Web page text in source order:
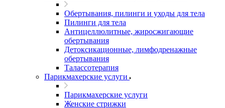
Обертывания, пилинги и уходы для тела
Пилинги для тела
Антицеллюлитные, жиросжигающие
обертывания
Детоксикационные, лимфодренажные
обертывания
Талассотерапия
Парикмахерские услуги
Парикмахерские услуги
Женские стрижки